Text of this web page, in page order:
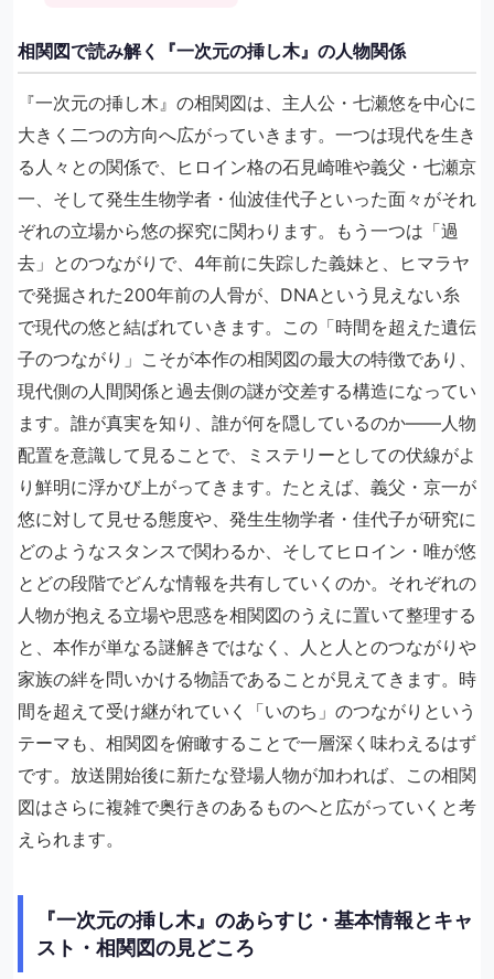
相関図で読み解く『一次元の挿し木』の人物関係
『一次元の挿し木』の相関図は、主人公・七瀬悠を中心に
大きく二つの方向へ広がっていきます。一つは現代を生き
る人々との関係で、ヒロイン格の石見崎唯や義父・七瀬京
一、そして発生生物学者・仙波佳代子といった面々がそれ
ぞれの立場から悠の探究に関わります。もう一つは「過
去」とのつながりで、4年前に失踪した義妹と、ヒマラヤ
で発掘された200年前の人骨が、DNAという見えない糸
で現代の悠と結ばれていきます。この「時間を超えた遺伝
子のつながり」こそが本作の相関図の最大の特徴であり、
現代側の人間関係と過去側の謎が交差する構造になってい
ます。誰が真実を知り、誰が何を隠しているのか——人物
配置を意識して見ることで、ミステリーとしての伏線がよ
り鮮明に浮かび上がってきます。たとえば、義父・京一が
悠に対して見せる態度や、発生生物学者・佳代子が研究に
どのようなスタンスで関わるか、そしてヒロイン・唯が悠
とどの段階でどんな情報を共有していくのか。それぞれの
人物が抱える立場や思惑を相関図のうえに置いて整理する
と、本作が単なる謎解きではなく、人と人とのつながりや
家族の絆を問いかける物語であることが見えてきます。時
間を超えて受け継がれていく「いのち」のつながりという
テーマも、相関図を俯瞰することで一層深く味わえるはず
です。放送開始後に新たな登場人物が加われば、この相関
図はさらに複雑で奥行きのあるものへと広がっていくと考
えられます。
『一次元の挿し木』のあらすじ・基本情報とキャ
スト・相関図の見どころ